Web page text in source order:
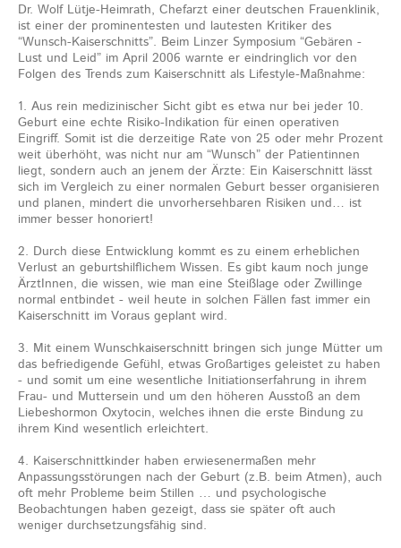
Dr. Wolf Lütje-Heimrath, Chefarzt einer deutschen Frauenklinik,
ist einer der prominentesten und lautesten Kritiker des
“Wunsch-Kaiserschnitts”. Beim Linzer Symposium “Gebären -
Lust und Leid” im April 2006 warnte er eindringlich vor den
Folgen des Trends zum Kaiserschnitt als Lifestyle-Maßnahme:
1. Aus rein medizinischer Sicht gibt es etwa nur bei jeder 10.
Geburt eine echte Risiko-Indikation für einen operativen
Eingriff. Somit ist die derzeitige Rate von 25 oder mehr Prozent
weit überhöht, was nicht nur am “Wunsch” der Patientinnen
liegt, sondern auch an jenem der Ärzte: Ein Kaiserschnitt lässt
sich im Vergleich zu einer normalen Geburt besser organisieren
und planen, mindert die unvorhersehbaren Risiken und… ist
immer besser honoriert!
2. Durch diese Entwicklung kommt es zu einem erheblichen
Verlust an geburtshilflichem Wissen. Es gibt kaum noch junge
ÄrztInnen, die wissen, wie man eine Steißlage oder Zwillinge
normal entbindet - weil heute in solchen Fällen fast immer ein
Kaiserschnitt im Voraus geplant wird.
3. Mit einem Wunschkaiserschnitt bringen sich junge Mütter um
das befriedigende Gefühl, etwas Großartiges geleistet zu haben
- und somit um eine wesentliche Initiationserfahrung in ihrem
Frau- und Muttersein und um den höheren Ausstoß an dem
Liebeshormon Oxytocin, welches ihnen die erste Bindung zu
ihrem Kind wesentlich erleichtert.
4. Kaiserschnittkinder haben erwiesenermaßen mehr
Anpassungsstörungen nach der Geburt (z.B. beim Atmen), auch
oft mehr Probleme beim Stillen … und psychologische
Beobachtungen haben gezeigt, dass sie später oft auch
weniger durchsetzungsfähig sind.